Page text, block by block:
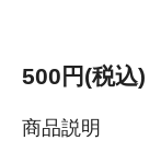
500円(税込)
商品説明